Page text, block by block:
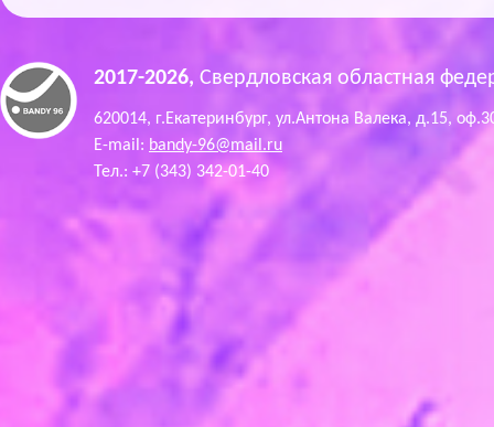
2017-2026, Свердловская областная
620014, г.Екатеринбург, ул.Антона Валека, д.15,
E-mail: bandy-96@mail.ru
Тел.: +7 (343) 342-01-40